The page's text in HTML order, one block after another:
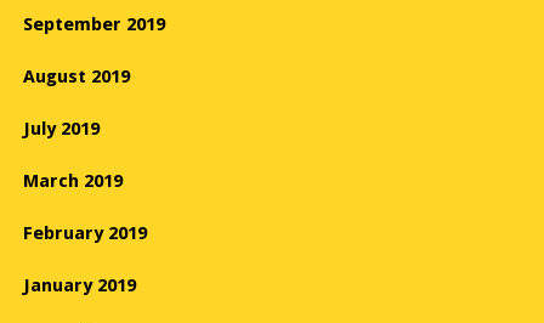
September 2019
August 2019
July 2019
March 2019
February 2019
January 2019